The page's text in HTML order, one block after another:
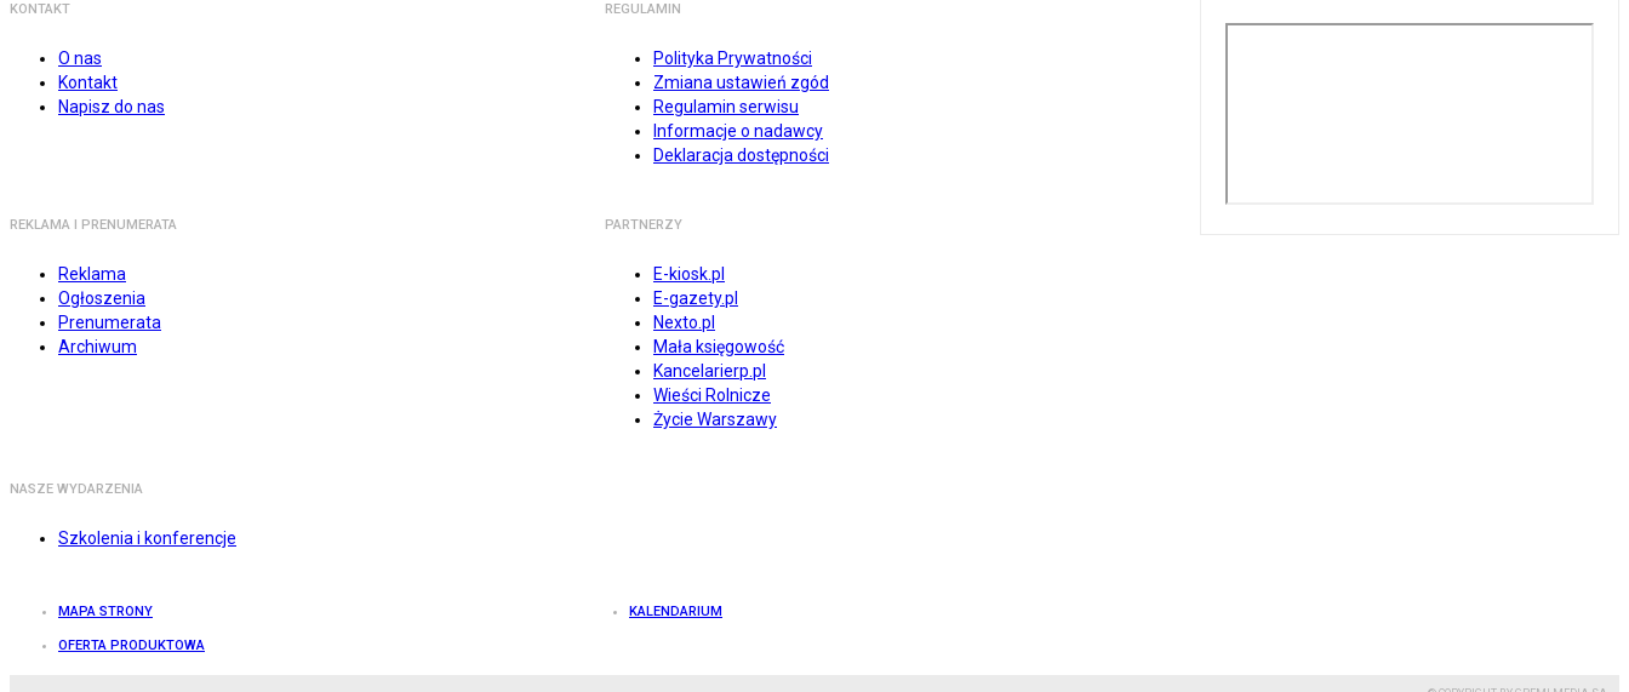
KONTAKT
O nas
Kontakt
Napisz do nas
REGULAMIN
Polityka Prywatności
Zmiana ustawień zgód
Regulamin serwisu
Informacje o nadawcy
Deklaracja dostępności
REKLAMA I PRENUMERATA
Reklama
Ogłoszenia
Prenumerata
Archiwum
PARTNERZY
E-kiosk.pl
E-gazety.pl
Nexto.pl
Mała księgowość
Kancelarierp.pl
Wieści Rolnicze
Życie Warszawy
NASZE WYDARZENIA
Szkolenia i konferencje
MAPA STRONY KALENDARIUM
OFERTA PRODUKTOWA